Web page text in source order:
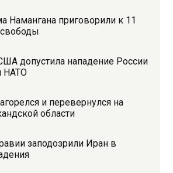
Намангана приговорили к 11
допустила нападение России
НАТО
и перевернулся на
области
заподозрили Иран в